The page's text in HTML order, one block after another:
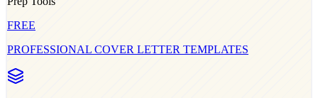
FREE
PROFESSIONAL COVER LETTER TEMPLATES